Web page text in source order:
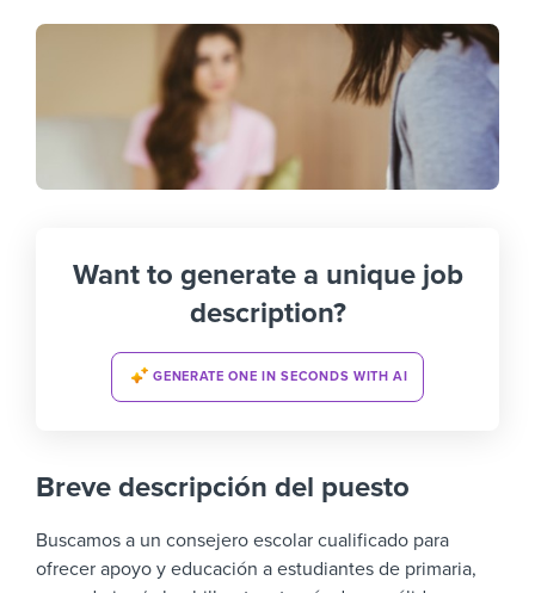
Want to generate a unique job
description?
GENERATE ONE IN SECONDS WITH AI
Breve descripción del puesto
Buscamos a un consejero escolar cualificado para
ofrecer apoyo y educación a estudiantes de primaria,